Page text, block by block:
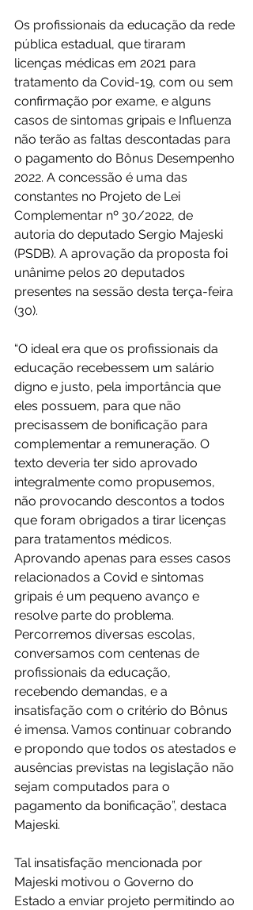
Os profissionais da educação da rede
pública estadual, que tiraram
licenças médicas em 2021 para
tratamento da Covid-19, com ou sem
confirmação por exame, e alguns
casos de sintomas gripais e Influenza
não terão as faltas descontadas para
o pagamento do Bônus Desempenho
2022. A concessão é uma das
constantes no Projeto de Lei
Complementar nº 30/2022, de
autoria do deputado Sergio Majeski
(PSDB). A aprovação da proposta foi
unânime pelos 20 deputados
presentes na sessão desta terça-feira
(30).
“O ideal era que os profissionais da
educação recebessem um salário
digno e justo, pela importância que
eles possuem, para que não
precisassem de bonificação para
complementar a remuneração. O
texto deveria ter sido aprovado
integralmente como propusemos,
não provocando descontos a todos
que foram obrigados a tirar licenças
para tratamentos médicos.
Aprovando apenas para esses casos
relacionados a Covid e sintomas
gripais é um pequeno avanço e
resolve parte do problema.
Percorremos diversas escolas,
conversamos com centenas de
profissionais da educação,
recebendo demandas, e a
insatisfação com o critério do Bônus
é imensa. Vamos continuar cobrando
e propondo que todos os atestados e
ausências previstas na legislação não
sejam computados para o
pagamento da bonificação”, destaca
Majeski.
Tal insatisfação mencionada por
Majeski motivou o Governo do
Estado a enviar projeto permitindo ao